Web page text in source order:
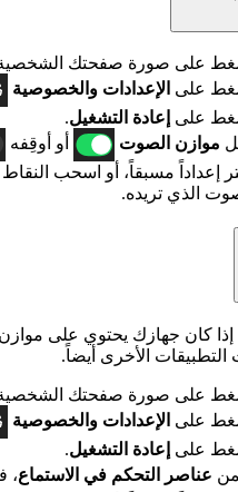
على صورة صفحتك
على الإعدادات والخصوصية
على إعادة التشغيل.
موازن الصوت أو أوقِفه
إعداداً مسبقاً، أو اسحب
الذي تريده.
إذا كان جهازك يحتوي على
الأخرى أيضاً.
على صورة صفحتك
على الإعدادات والخصوصية
على إعادة التشغيل.
عناصر التحكم في الاستماع،